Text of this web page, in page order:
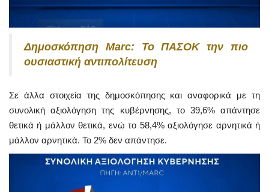
Δημοσκόπηση Marc: Το ΠΑΣΟΚ την πιο
ουσιαστική αντιπολίτευση
Σε άλλα στοιχεία της δημοσκόπησης και αναφορικά με τη
συνολική αξιολόγηση της κυβέρνησης, το 39,6% απάντησε
θετικά ή μάλλον θετικά, ενώ το 58,4% αξιολόγησε αρνητικά ή
μάλλον αρνητικά. Το 2% δεν απάντησε.